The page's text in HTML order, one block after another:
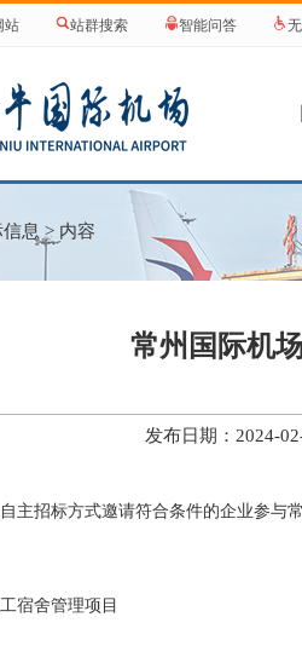
站 站群搜索 智能问答
息 > 内容
常州国际机
发布日期：2024-
主招标方式邀请符合条件的企业参
宿舍管理项目